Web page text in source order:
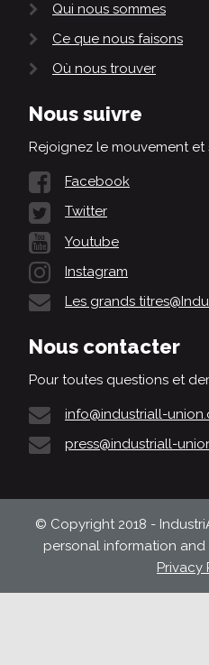
Qui nous sommes
Ce que nous faisons
Où nous trouver
Nous suivre
Rejoignez le mouvement et
Facebook
Twitter
Youtube
Instagram
Les grands
Nous contacter
Pour toutes questions et
info@industriall-
press@industriall-
© Copyright 2018 -
personal information
Privacy